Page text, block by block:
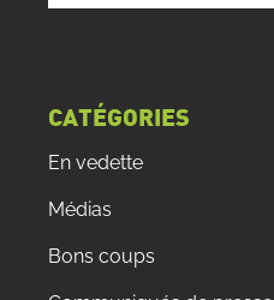
CATÉGORIES
En vedette
Médias
Bons coups